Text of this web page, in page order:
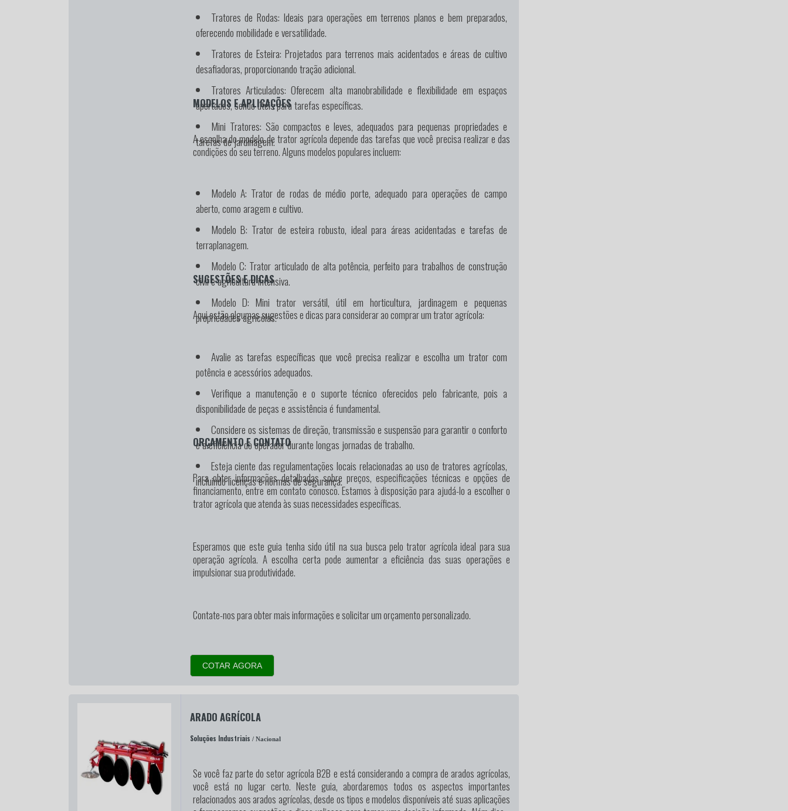
Tratores de Rodas: Ideais para operações em terrenos planos e bem preparados,
oferecendo mobilidade e versatilidade.
Tratores de Esteira: Projetados para terrenos mais acidentados e áreas de cultivo
desafiadoras, proporcionando tração adicional.
Tratores Articulados: Oferecem alta manobrabilidade e flexibilidade em espaços
apertados, sendo úteis para tarefas específicas.
Mini Tratores: São compactos e leves, adequados para pequenas propriedades e
tarefas de jardinagem.
MODELOS E APLICAÇÕES
A escolha do modelo de trator agrícola depende das tarefas que você precisa realizar e das
condições do seu terreno. Alguns modelos populares incluem:
Modelo A: Trator de rodas de médio porte, adequado para operações de campo
aberto, como aragem e cultivo.
Modelo B: Trator de esteira robusto, ideal para áreas acidentadas e tarefas de
terraplanagem.
Modelo C: Trator articulado de alta potência, perfeito para trabalhos de construção
civil e agricultura intensiva.
Modelo D: Mini trator versátil, útil em horticultura, jardinagem e pequenas
propriedades agrícolas.
SUGESTÕES E DICAS
Aqui estão algumas sugestões e dicas para considerar ao comprar um trator agrícola:
Avalie as tarefas específicas que você precisa realizar e escolha um trator com
potência e acessórios adequados.
Verifique a manutenção e o suporte técnico oferecidos pelo fabricante, pois a
disponibilidade de peças e assistência é fundamental.
Considere os sistemas de direção, transmissão e suspensão para garantir o conforto
e a eficiência do operador durante longas jornadas de trabalho.
Esteja ciente das regulamentações locais relacionadas ao uso de tratores agrícolas,
incluindo licenças e normas de segurança.
ORÇAMENTO E CONTATO
Para obter informações detalhadas sobre preços, especificações técnicas e opções de
financiamento, entre em contato conosco. Estamos à disposição para ajudá-lo a escolher o
trator agrícola que atenda às suas necessidades específicas.
Esperamos que este guia tenha sido útil na sua busca pelo trator agrícola ideal para sua
operação agrícola. A escolha certa pode aumentar a eficiência das suas operações e
impulsionar sua produtividade.
Contate-nos para obter mais informações e solicitar um orçamento personalizado.
COTAR AGORA
ARADO AGRÍCOLA
Soluções Industriais / Nacional
Se você faz parte do setor agrícola B2B e está considerando a compra de arados agrícolas,
você está no lugar certo. Neste guia, abordaremos todos os aspectos importantes
relacionados aos arados agrícolas, desde os tipos e modelos disponíveis até suas aplicações